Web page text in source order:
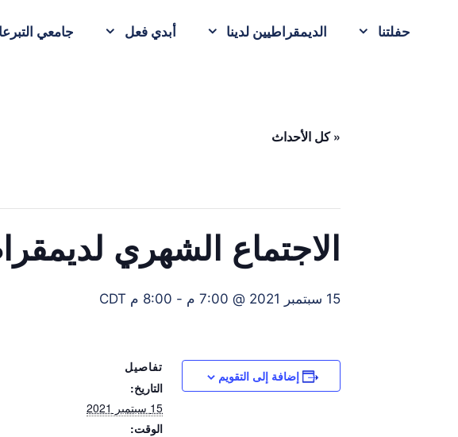
حفلتنا الديمقراطيين لدينا أبدي فعل جامعي
« كل الأحداث
الاجتماع الشهري
15 سبتمبر 2021 @ 7:00 م - 8:00 م CDT
إضافة إلى التقويم
تفاصيل
التاريخ:
15 سبتمبر 2021
الوقت: